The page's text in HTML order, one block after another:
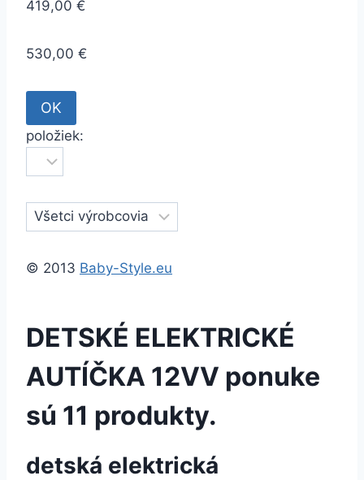
419,00 €
530,00 €
položiek:
© 2013 Baby-Style.eu
DETSKÉ ELEKTRICKÉ
AUTÍČKA 12VV ponuke
sú 11 produkty.
detská elektrická